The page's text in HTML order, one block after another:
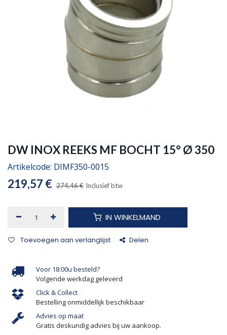
DW INOX REEKS MF BOCHT 15° Ø 350
Artikelcode: DIMF350-0015
219,57 € 274,46€ Inclusief btw
IN WINKELMAND
Toevoegen aan verlanglijst Delen
Voor 18:00u besteld?
Volgende werkdag geleverd
Click & Collect
Bestelling onmiddellijk beschikbaar
Advies op maat
Gratis deskundig advies bij uw aankoop.